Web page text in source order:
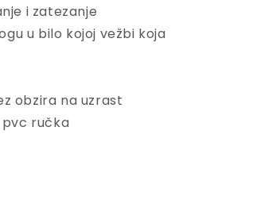
i zatezanje
u bilo kojoj vežbi koja
obzira na uzrast
ručka